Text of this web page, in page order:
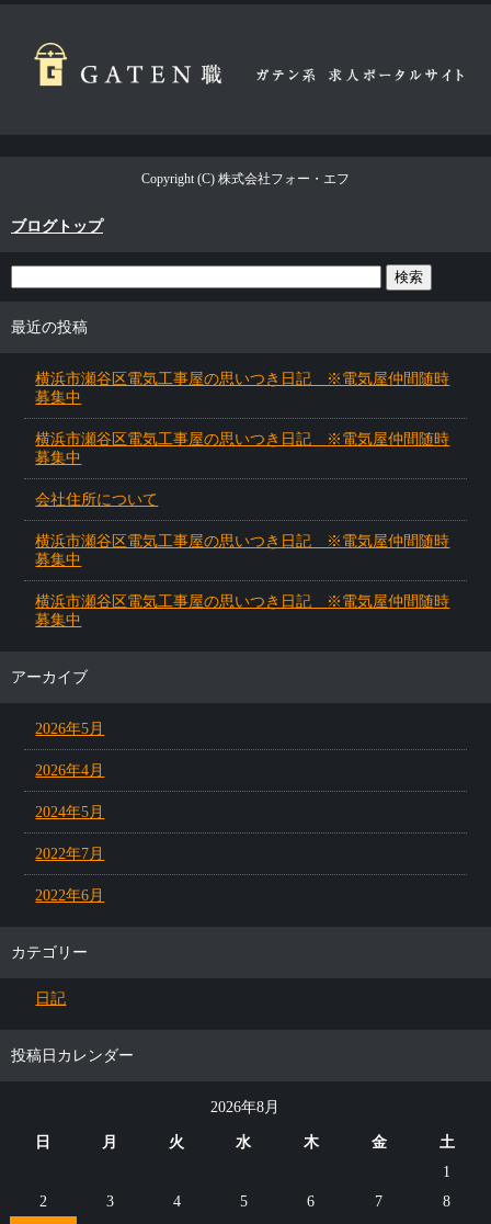
Copyright (C) 株式会社フォー・エフ
ブログトップ
最近の投稿
横浜市瀬谷区電気工事屋の思いつき日記 ※電気屋仲間随時
募集中
横浜市瀬谷区電気工事屋の思いつき日記 ※電気屋仲間随時
募集中
会社住所について
横浜市瀬谷区電気工事屋の思いつき日記 ※電気屋仲間随時
募集中
横浜市瀬谷区電気工事屋の思いつき日記 ※電気屋仲間随時
募集中
アーカイブ
2026年5月
2026年4月
2024年5月
2022年7月
2022年6月
カテゴリー
日記
投稿日カレンダー
2026年8月
日 月 火 水 木 金
土
1
2
3 4 5 6 7
8